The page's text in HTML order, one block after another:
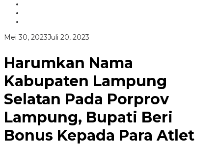
Atlet
Mei 30, 2023Juli 20, 2023
Harumkan Nama
Kabupaten Lampung
Selatan Pada Porprov
Lampung, Bupati Beri
Bonus Kepada Para Atlet